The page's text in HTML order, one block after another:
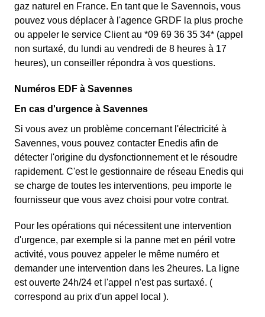
gaz naturel en France. En tant que le Savennois, vous
pouvez vous déplacer à l'agence GRDF la plus proche
ou appeler le service Client au *09 69 36 35 34* (appel
non surtaxé, du lundi au vendredi de 8 heures à 17
heures), un conseiller répondra à vos questions.
Numéros EDF à Savennes
En cas d'urgence à Savennes
Si vous avez un problème concernant l'électricité à
Savennes, vous pouvez contacter Enedis afin de
détecter l'origine du dysfonctionnement et le résoudre
rapidement. C'est le gestionnaire de réseau Enedis qui
se charge de toutes les interventions, peu importe le
fournisseur que vous avez choisi pour votre contrat.
Pour les opérations qui nécessitent une intervention
d'urgence, par exemple si la panne met en péril votre
activité, vous pouvez appeler le même numéro et
demander une intervention dans les 2heures. La ligne
est ouverte 24h/24 et l'appel n'est pas surtaxé. (
correspond au prix d'un appel local ).